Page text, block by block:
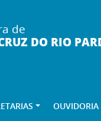
de
DO RIO
OUVIDORIA